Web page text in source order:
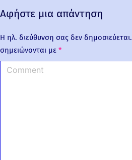
Αφήστε μια απάντηση
Η ηλ. διεύθυνση σας δεν δημοσιεύεται.
σημειώνονται με *